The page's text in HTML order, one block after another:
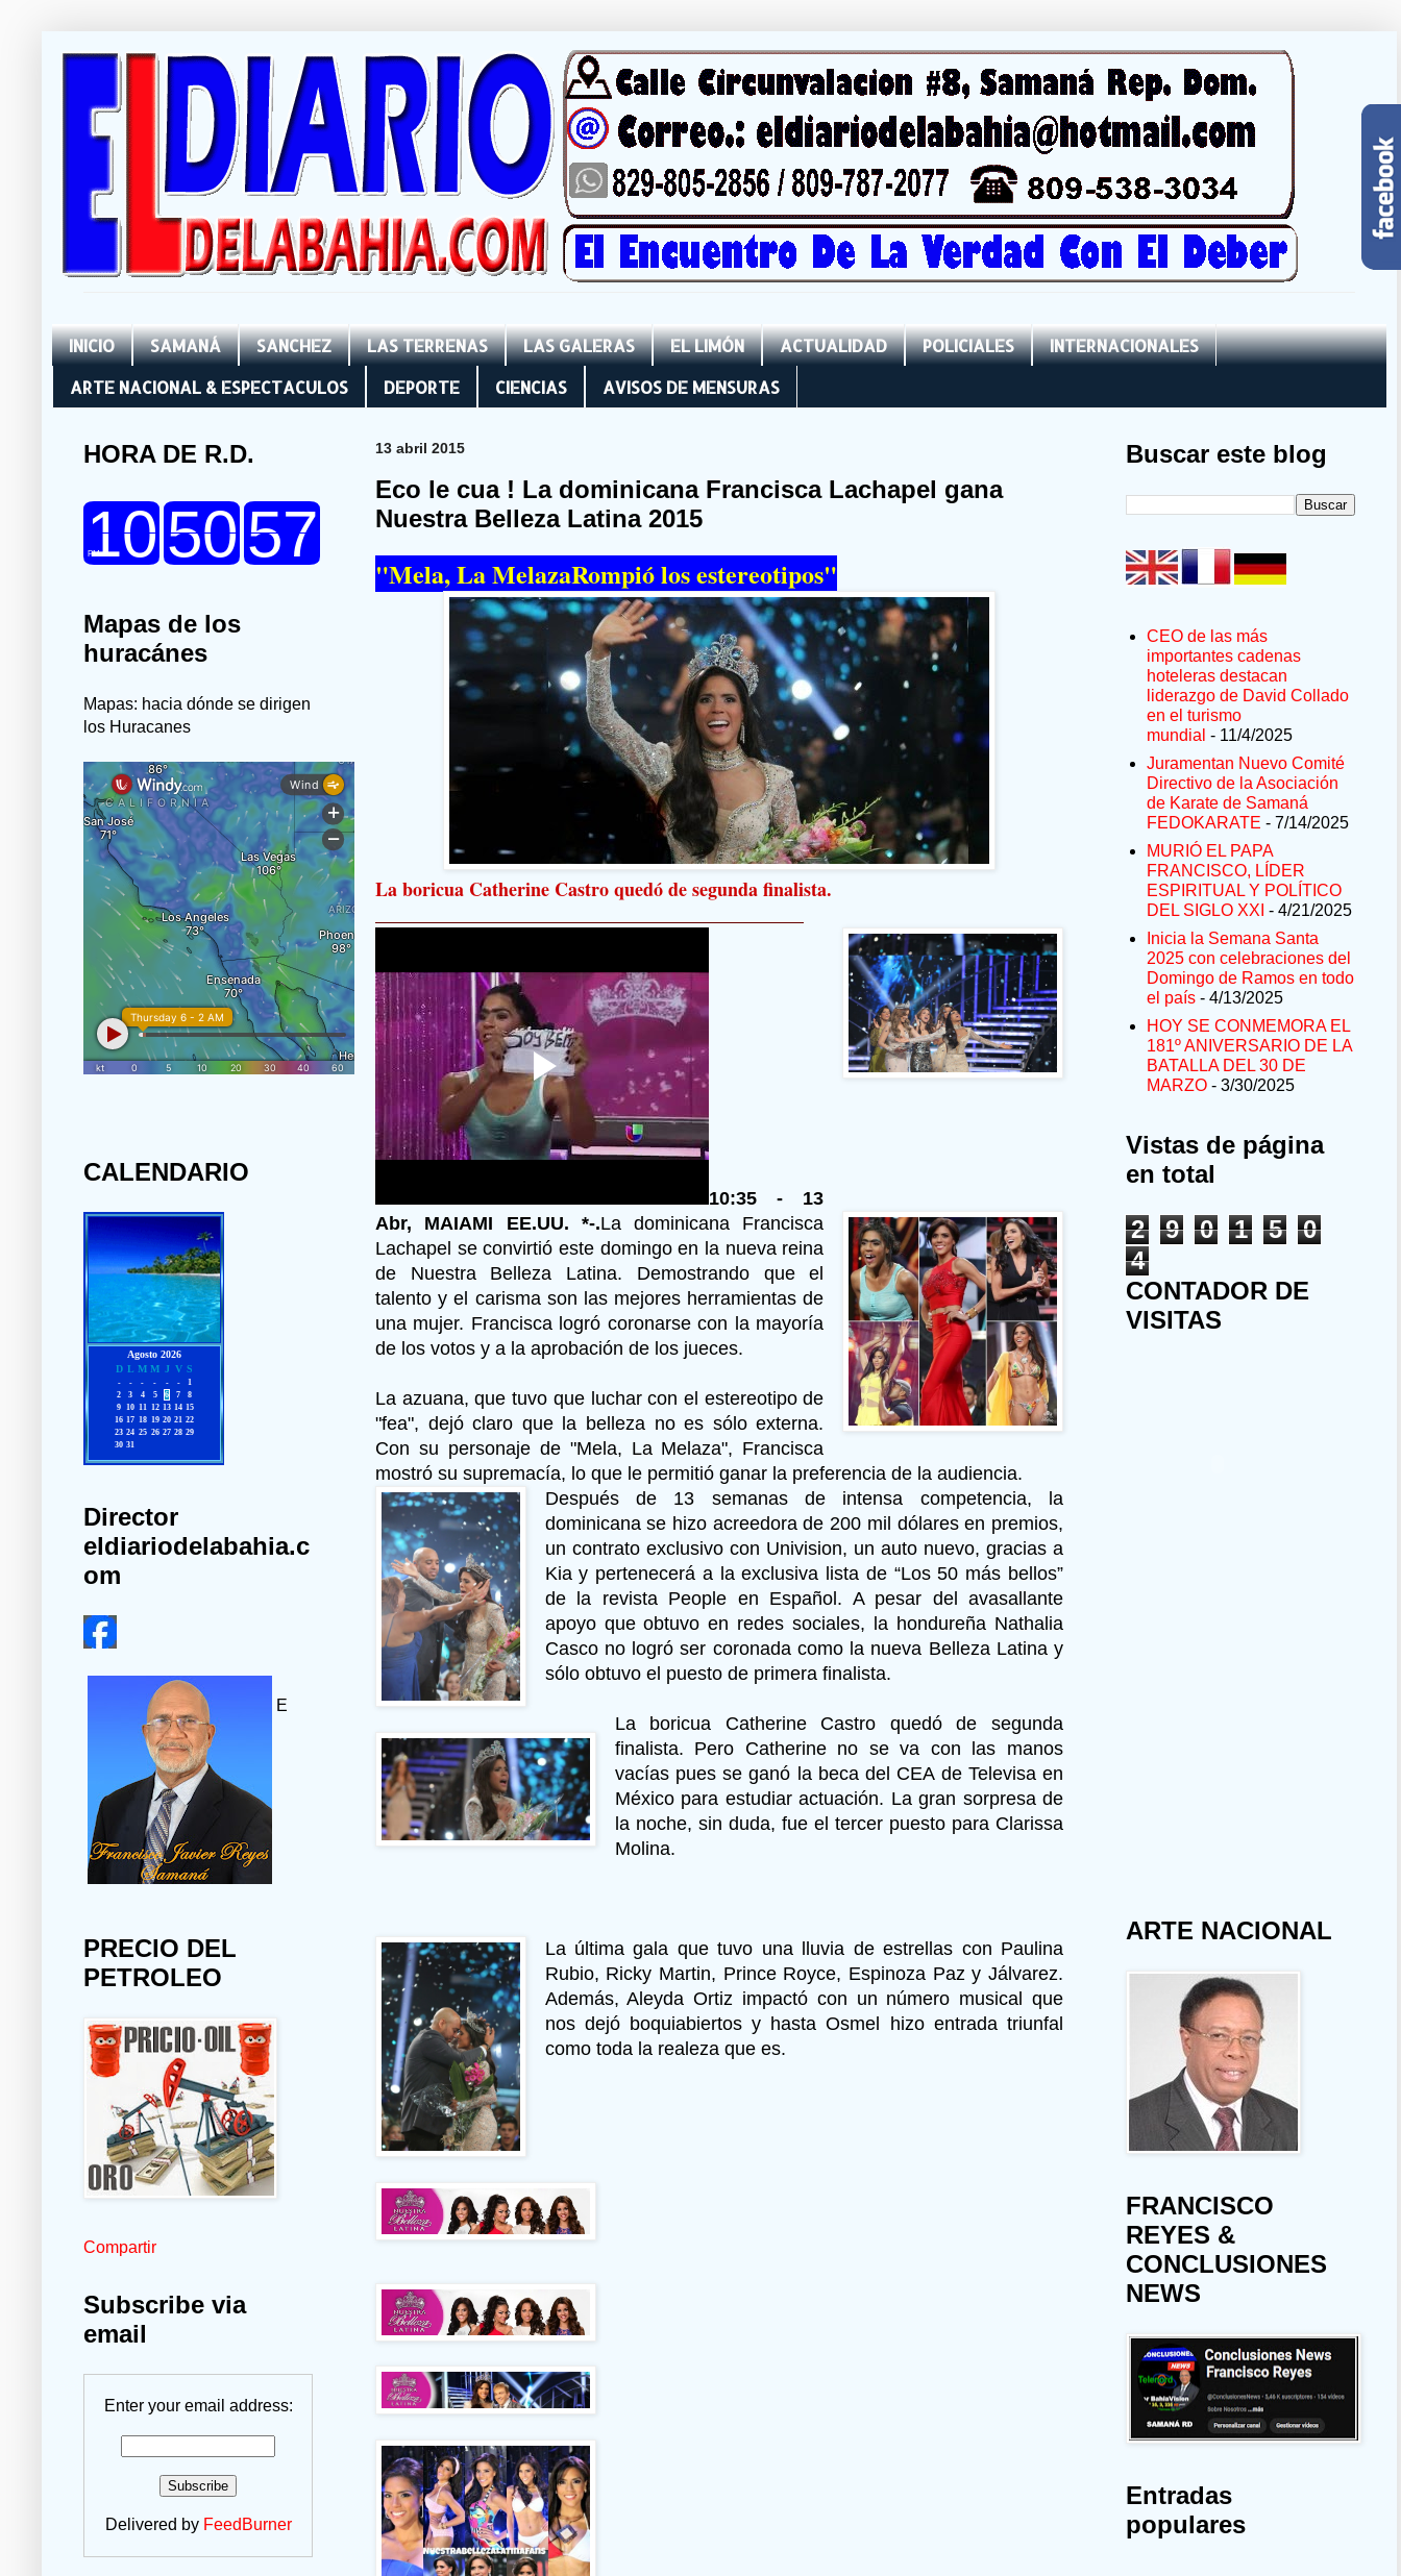
INICIO SAMANÁ SANCHEZ LAS TERRENAS LAS GALERAS EL LIMÓN ACTUALIDAD POLICIALES
INTERNACIONALES
ARTE NACIONAL & ESPECTACULOS
DEPORTE CIENCIAS AVISOS DE MENSURAS
13 abril 2015
Eco le cua ! La dominicana Francisca Lachapel gana
Nuestra Belleza Latina 2015
"Mela, La MelazaRompió los estereotipos"
La boricua Catherine Castro quedó de segunda finalista.
10:35 - 13
Abr, MAIAMI EE.UU. *-.La dominicana Francisca
Lachapel se convirtió este domingo en la nueva reina
de Nuestra Belleza Latina. Demostrando que el
talento y el carisma son las mejores herramientas de
una mujer. Francisca logró coronarse con la mayoría
de los votos y a la aprobación de los jueces.
La azuana, que tuvo que luchar con el estereotipo de
"fea", dejó claro que la belleza no es sólo externa.
Con su personaje de "Mela, La Melaza", Francisca
mostró su supremacía, lo que le permitió ganar la preferencia de la audiencia.
Después de 13 semanas de intensa competencia, la
dominicana se hizo acreedora de 200 mil dólares en premios,
un contrato exclusivo con Univision, un auto nuevo, gracias a
Kia y pertenecerá a la exclusiva lista de “Los 50 más bellos”
de la revista People en Español. A pesar del avasallante
apoyo que obtuvo en redes sociales, la hondureña Nathalia
Casco no logró ser coronada como la nueva Belleza Latina y
sólo obtuvo el puesto de primera finalista.
La boricua Catherine Castro quedó de segunda
finalista. Pero Catherine no se va con las manos
vacías pues se ganó la beca del CEA de Televisa en
México para estudiar actuación. La gran sorpresa de
la noche, sin duda, fue el tercer puesto para Clarissa
Molina.
La última gala que tuvo una lluvia de estrellas con Paulina
Rubio, Ricky Martin, Prince Royce, Espinoza Paz y Jálvarez.
Además, Aleyda Ortiz impactó con un número musical que
nos dejó boquiabiertos y hasta Osmel hizo entrada triunfal
como toda la realeza que es.
HORA DE R.D.
Mapas de los
huracánes
Mapas: hacia dónde se dirigen
los Huracanes
CALENDARIO
Director
eldiariodelabahia.c
om
E
PRECIO DEL
PETROLEO
Compartir
Subscribe via
email
Enter your email address:
Delivered by FeedBurner
Buscar este blog
CEO de las más
importantes cadenas
hoteleras destacan
liderazgo de David Collado
en el turismo
mundial - 11/4/2025
Juramentan Nuevo Comité
Directivo de la Asociación
de Karate de Samaná
FEDOKARATE - 7/14/2025
MURIÓ EL PAPA
FRANCISCO, LÍDER
ESPIRITUAL Y POLÍTICO
DEL SIGLO XXI - 4/21/2025
Inicia la Semana Santa
2025 con celebraciones del
Domingo de Ramos en todo
el país - 4/13/2025
HOY SE CONMEMORA EL
181º ANIVERSARIO DE LA
BATALLA DEL 30 DE
MARZO - 3/30/2025
Vistas de página
en total
2
9 0 1 5
0
4
CONTADOR DE
VISITAS
ARTE NACIONAL
FRANCISCO
REYES &
CONCLUSIONES
NEWS
Entradas
populares